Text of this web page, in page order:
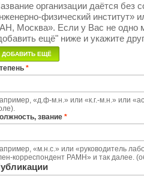
организации даётся без
физический институт»
Москва». Если у Вас не одно
ещё" ниже и укажите
*
«д.ф-м.н.» или «к.г.-м.н.» или
звание *
«м.н.с.» или «руководитель
корреспондент РАМН» и так далее.